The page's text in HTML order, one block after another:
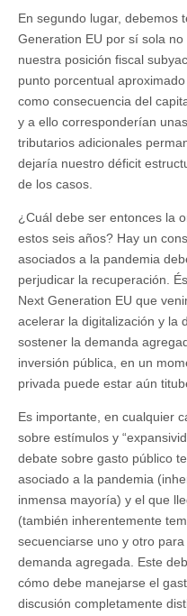
En segundo lugar, debemos
Generation EU por sí sola
nuestra posición fiscal
punto porcentual
como consecuencia del
y a ello corresponderían
tributarios adicionales
dejaría nuestro déficit
de los casos.
¿Cuál debe ser entonces la
estos seis años? Hay un
asociados a la pandemia
perjudicar la recuperación.
Next Generation EU que
acelerar la digitalización y la
sostener la demanda
inversión pública, en un
privada puede estar aún
Es importante, en cualquier
sobre estímulos y
debate sobre gasto público
asociado a la pandemia
inmensa mayoría) y el que
(también inherentemente
secuenciarse uno y otro
demanda agregada. Este
cómo debe manejarse el
discusión completamente